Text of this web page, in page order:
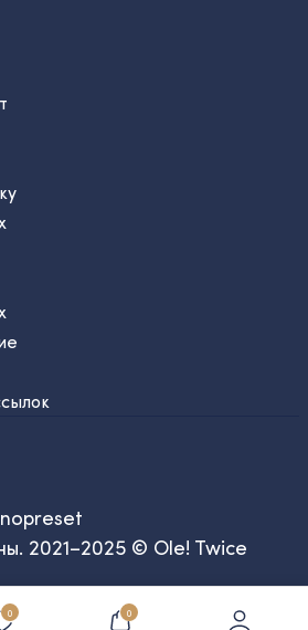
0 0
2021–2025 © Ole! Twice